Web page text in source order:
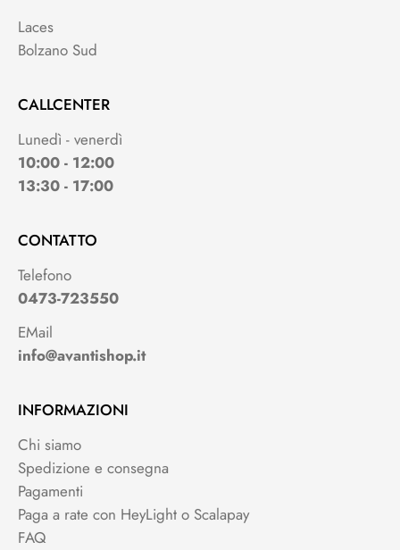
Laces
Bolzano Sud
CALLCENTER
Lunedì - venerdì
10:00 - 12:00
13:30 - 17:00
CONTATTO
Telefono
0473-723550
EMail
info@avantishop.it
INFORMAZIONI
Chi siamo
Spedizione e consegna
Pagamenti
Paga a rate con HeyLight o Scalapay
FAQ